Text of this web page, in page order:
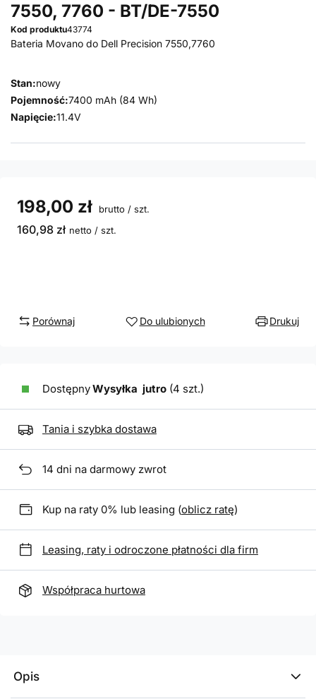
7550, 7760 - BT/DE-7550
Kod produktu43774
Bateria Movano do Dell Precision 7550,7760
Stan:nowy
Pojemność:7400 mAh (84 Wh)
Napięcie:11.4V
198,00 zł brutto / szt.
160,98 zł netto / szt.
Porównaj Do ulubionych Drukuj
DostępnyWysyłka jutro (4 szt.)
Tania i szybka dostawa
14 dni na darmowy zwrot
Kup na raty 0% lub leasing (oblicz ratę)
Leasing, raty i odroczone płatności dla firm
Współpraca hurtowa
Opis